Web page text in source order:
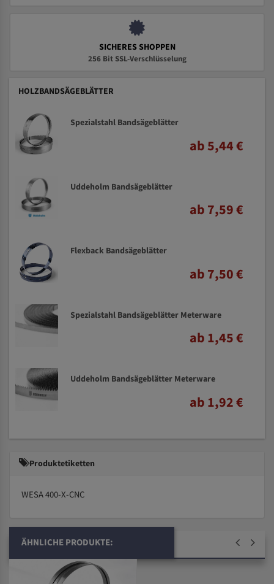
SICHERES SHOPPEN
256 Bit SSL-Verschlüsselung
HOLZBANDSÄGEBLÄTTER
Spezialstahl Bandsägeblätter
ab 5,44 €
Uddeholm Bandsägeblätter
ab 7,59 €
Flexback Bandsägeblätter
ab 7,50 €
Spezialstahl Bandsägeblätter Meterware
ab 1,45 €
Uddeholm Bandsägeblätter Meterware
ab 1,92 €
Produktetiketten
WESA 400-X-CNC
ÄHNLICHE PRODUKTE: